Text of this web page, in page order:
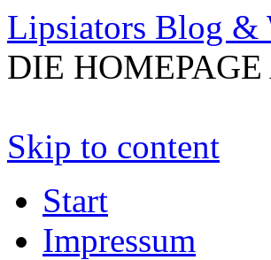
Lipsiators Blog &
DIE
Skip to content
Start
Impressum